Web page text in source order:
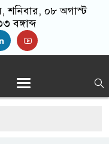
, শনিবার, ০৮ অগাস্ট
বঙ্গাব্দ